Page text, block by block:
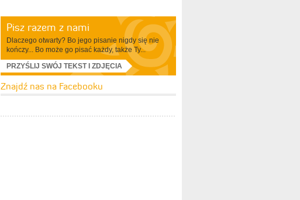
Pisz razem z nami
Dlaczego otwarty? Bo jego pisanie nigdy się nie
kończy... Bo może go pisać każdy, także Ty...
PRZYŚLIJ SWÓJ TEKST I ZDJĘCIA
Znajdź nas na Facebooku